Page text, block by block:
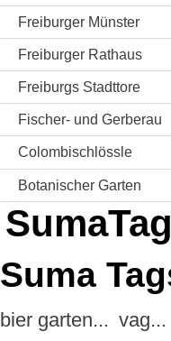
Freiburger Münster
Freiburger Rathaus
Freiburgs Stadttore
Fischer- und Gerberau
Colombischlössle
Botanischer Garten
Suma
bier garten... vag...